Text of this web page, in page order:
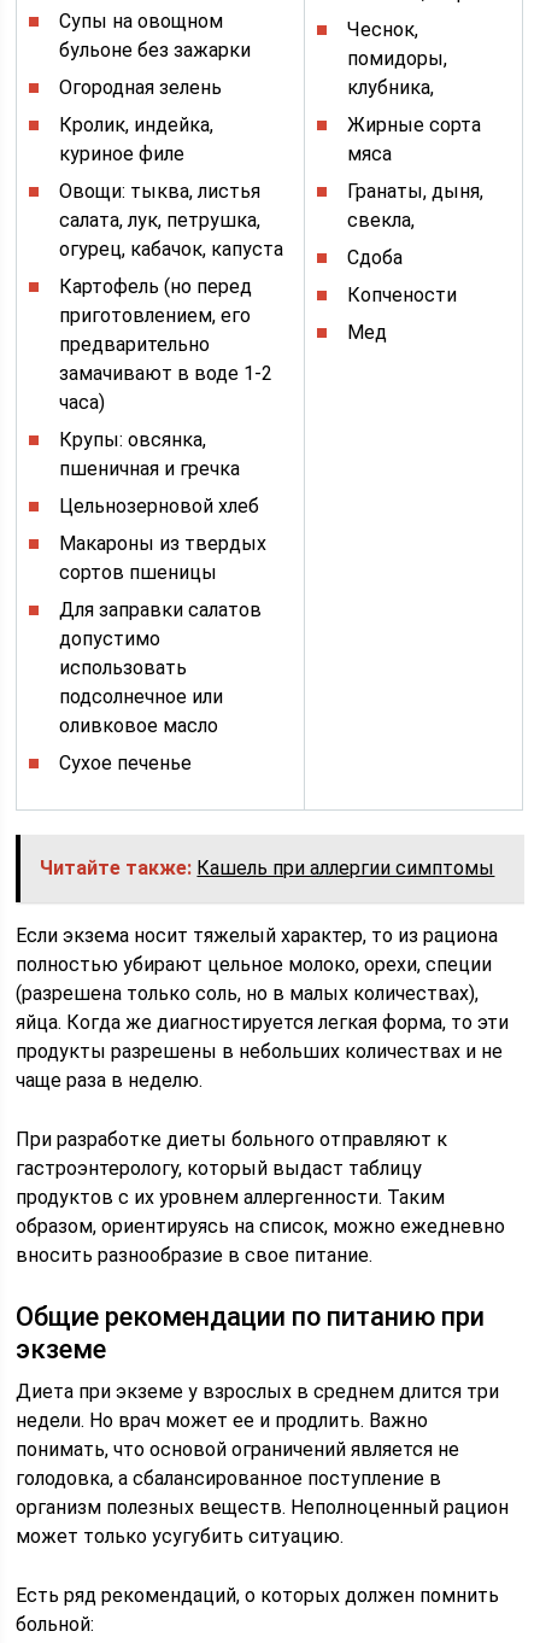
Супы на овощном
бульоне без зажарки
Огородная зелень
Кролик, индейка,
куриное филе
Овощи: тыква, листья
салата, лук, петрушка,
огурец, кабачок, капуста
Картофель (но перед
приготовлением, его
предварительно
замачивают в воде 1-2
часа)
Крупы: овсянка,
пшеничная и гречка
Цельнозерновой хлеб
Макароны из твердых
сортов пшеницы
Для заправки салатов
допустимо
использовать
подсолнечное или
оливковое масло
Сухое печенье
Чеснок,
помидоры,
клубника,
Жирные сорта
мяса
Гранаты, дыня,
свекла,
Сдоба
Копчености
Мед
Читайте также: Кашель при аллергии симптомы
Если экзема носит тяжелый характер, то из рациона
полностью убирают цельное молоко, орехи, специи
(разрешена только соль, но в малых количествах),
яйца. Когда же диагностируется легкая форма, то эти
продукты разрешены в небольших количествах и не
чаще раза в неделю.
При разработке диеты больного отправляют к
гастроэнтерологу, который выдаст таблицу
продуктов с их уровнем аллергенности. Таким
образом, ориентируясь на список, можно ежедневно
вносить разнообразие в свое питание.
Общие рекомендации по питанию при
экземе
Диета при экземе у взрослых в среднем длится три
недели. Но врач может ее и продлить. Важно
понимать, что основой ограничений является не
голодовка, а сбалансированное поступление в
организм полезных веществ. Неполноценный рацион
может только усугубить ситуацию.
Есть ряд рекомендаций, о которых должен помнить
больной: